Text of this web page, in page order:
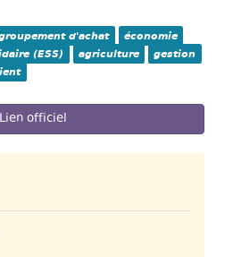
d'achat
économie
(ESS)
agriculture
gestion
Lien officiel